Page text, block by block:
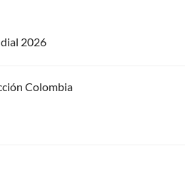
2026
Colombia